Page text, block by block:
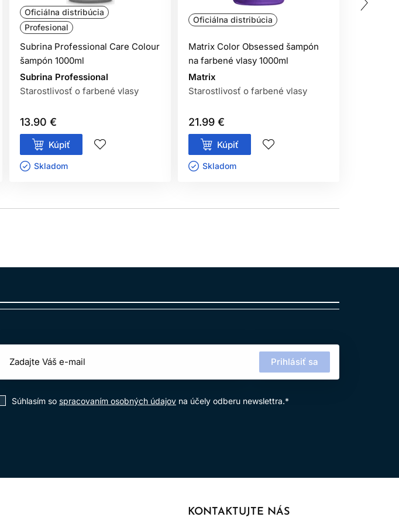
Oficiálna distribúcia
Profesional
Subrina Professional Care Colour
šampón 1000ml
Subrina Professional
Starostlivosť o farbené vlasy
13.90 €
Kúpiť
Skladom ㅤ
Oficiálna distribúcia
Matrix Color Obsessed šampón
na farbené vlasy 1000ml
Matrix
Starostlivosť o farbené vlasy
21.99 €
Kúpiť
Skladom ㅤ
Prihlásiť sa
Súhlasím so spracovaním osobných údajov na účely odberu newslettra.*
KONTAKTUJTE NÁS